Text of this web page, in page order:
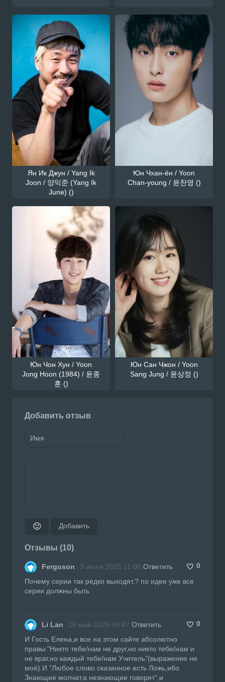
Ян Ик Джун / Yang Ik
Joon / 양익준 (Yang Ik
June) ()
Юн Чхан-ён / Yoon
Chan-young / 윤찬영 ()
Юн Чон Хун / Yoon
Jong Hoon (1984) / 윤종
훈 ()
Юн Сан Чжон / Yoon
Sang Jung / 윤상정 ()
Добавить отзыв
🙂 Добавить
Отзывы (10)
Ferguson 3 июня 2025 11:06 Ответить
0
Почему серии так редко выходят,? по идее уже все
серии должны быть
Li Lan 16 мая 2025 09:47 Ответить
0
И Гость Елена,и все на этом сайте абсолютно
правы:"Никто тебе/нам не друг,но никто тебе/нам и
не враг,но каждый тебе/нам Учитель"(выражение не
моё).И "Любое слово сказанное есть Ложь,ибо
Знающие молчат,а незнающие говорят",и